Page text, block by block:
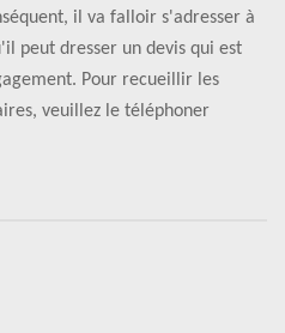
il va falloir s'adresser à
peut dresser un devis qui est
Pour recueillir les
veuillez le téléphoner